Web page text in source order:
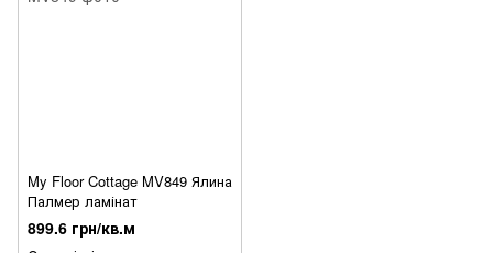
My Floor Cottage MV849 Ялина
Палмер ламінат
899.6 грн/кв.м